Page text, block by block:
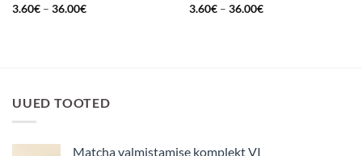
Hinnanguga
3.60€ – 36.00€Hinnavahemik:
Hinnanguga
3.60€ – 36.00€Hinnavahemik:
UUED TOOTED
Matcha valmistamise komplekt VI